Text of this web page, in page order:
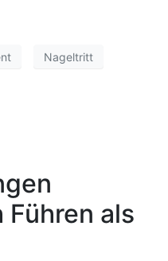
Nageltritt
als